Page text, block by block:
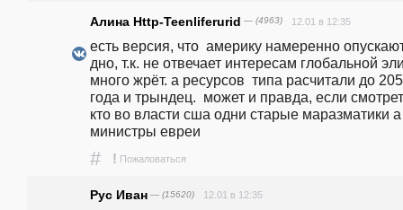
Алина Http-Teenliferurid — (4963) 12.01 в 12:35
есть версия, что  америку намеренно
дно, т.к. не отвечает интересам глобальной
много жрёт. а ресурсов  типа расчитали до
года и трындец.  может и правда, если
кто во власти сша одни старые маразматики а
министры евреи
# ! Пожаловаться
Рус Иван — (15620) 12.01 в 12:35